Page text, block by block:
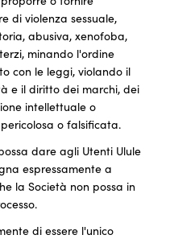
di violenza sessuale,
abusiva, xenofoba,
minando l'ordine
con le leggi, violando il
e il diritto dei marchi, dei
intellettuale o
o falsificata.
dare agli Utenti Ulule
espressamente a
la Società non possa in
di essere l'unico